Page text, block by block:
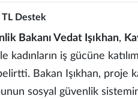
TL Destek
Bakanı Vedat Işıkhan,
kadınların iş gücüne
belirtti. Bakan Işıkhan, proje
sosyal güvenlik